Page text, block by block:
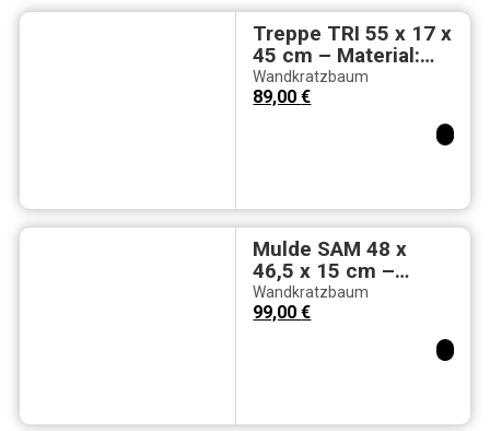
Treppe TRI 55 x 17 x
45 cm – Material:
Kautschukbaumholz
, Möbelstoff & Sisal
Wandkratzbaum
89,00€
Mulde SAM 48 x
46,5 x 15 cm –
Material:
Kautschukbaumholz
, Möbelstoff & Sisal
Wandkratzbaum
99,00€